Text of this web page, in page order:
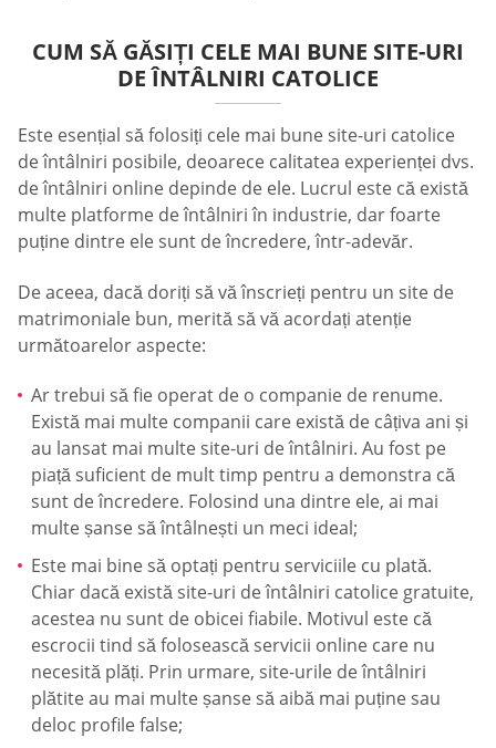
CUM SĂ GĂSIȚI CELE MAI BUNE SITE-URI
DE ÎNTÂLNIRI CATOLICE
Este esențial să folosiți cele mai bune site-uri catolice
de întâlniri posibile, deoarece calitatea experienței dvs.
de întâlniri online depinde de ele. Lucrul este că există
multe platforme de întâlniri în industrie, dar foarte
puține dintre ele sunt de încredere, într-adevăr.
De aceea, dacă doriți să vă înscrieți pentru un site de
matrimoniale bun, merită să vă acordați atenție
următoarelor aspecte:
Ar trebui să fie operat de o companie de renume.
Există mai multe companii care există de câțiva ani și
au lansat mai multe site-uri de întâlniri. Au fost pe
piață suficient de mult timp pentru a demonstra că
sunt de încredere. Folosind una dintre ele, ai mai
multe șanse să întâlnești un meci ideal;
Este mai bine să optați pentru serviciile cu plată.
Chiar dacă există site-uri de întâlniri catolice gratuite,
acestea nu sunt de obicei fiabile. Motivul este că
escrocii tind să folosească servicii online care nu
necesită plăți. Prin urmare, site-urile de întâlniri
plătite au mai multe șanse să aibă mai puține sau
deloc profile false;